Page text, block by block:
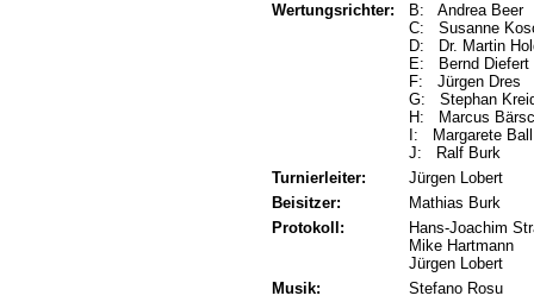
Wertungsrichter:
B: Andrea Beer
C: Susanne
D: Dr. Martin
E: Bernd Diefert
F: Jürgen Dres
G: Stephan
H: Marcus
I: Margarete
J: Ralf Burk
Turnierleiter:
Jürgen Lobert
Beisitzer:
Mathias Burk
Protokoll:
Hans-Joachim
Mike Hartmann
Jürgen Lobert
Musik:
Stefano Rosu